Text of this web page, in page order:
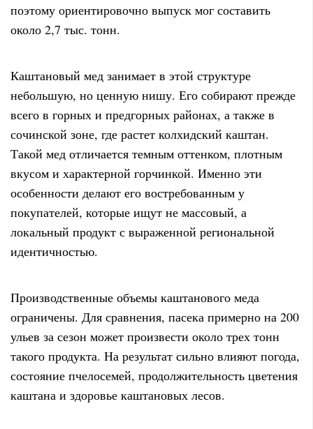
поэтому ориентировочно выпуск мог составить
около 2,7 тыс. тонн.
Каштановый мед занимает в этой структуре
небольшую, но ценную нишу. Его собирают прежде
всего в горных и предгорных районах, а также в
сочинской зоне, где растет колхидский каштан.
Такой мед отличается темным оттенком, плотным
вкусом и характерной горчинкой. Именно эти
особенности делают его востребованным у
покупателей, которые ищут не массовый, а
локальный продукт с выраженной региональной
идентичностью.
Производственные объемы каштанового меда
ограничены. Для сравнения, пасека примерно на 200
ульев за сезон может произвести около трех тонн
такого продукта. На результат сильно влияют погода,
состояние пчелосемей, продолжительность цветения
каштана и здоровье каштановых лесов.